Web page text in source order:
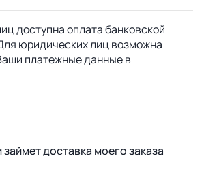
доступна оплата банковской
юридических лиц возможна
платежные данные в
доставка моего заказа